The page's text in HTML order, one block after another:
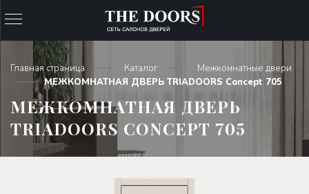
Главная страница Каталог
Межкомнатные двери
МЕЖКОМНАТНАЯ ДВЕРЬ TRIADOORS Concept 705
МЕЖКОМНАТНАЯ ДВЕРЬ
TRIADOORS CONCEPT 705